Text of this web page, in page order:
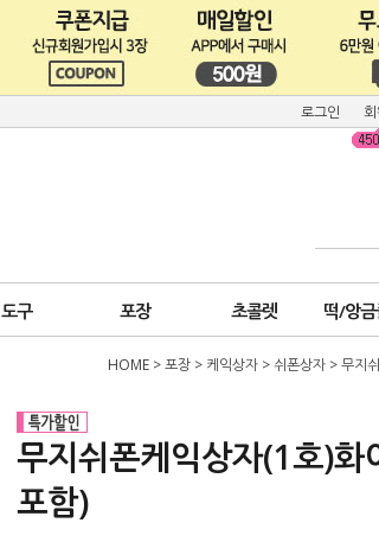
로그인
도구 포장 초콜렛 떡/앙금
HOME >포장 > 케익상자 >쉬폰상자 > 무지
무지쉬폰케익상자(1호)
포함)